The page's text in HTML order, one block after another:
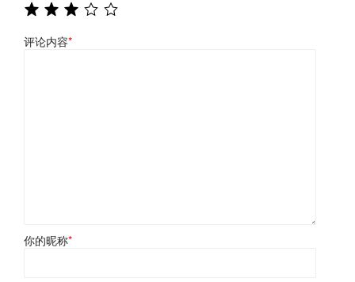
评论内容*
你的昵称*